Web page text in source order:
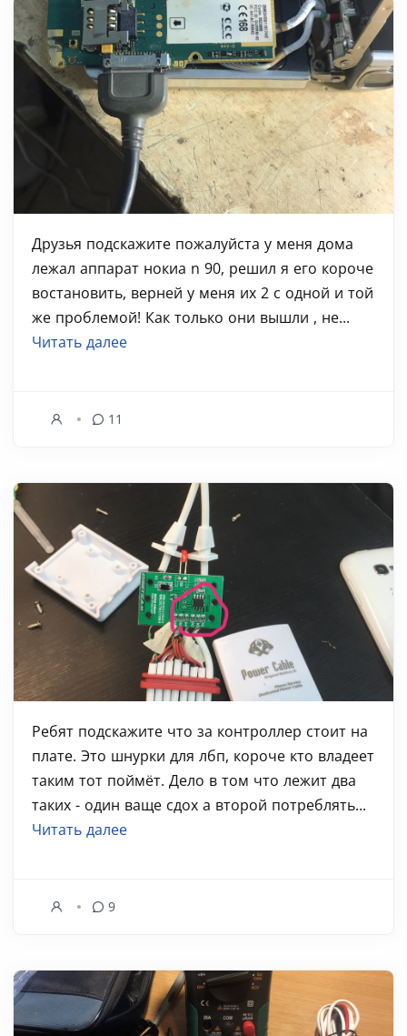
Друзья подскажите пожалуйста у меня дома
лежал аппарат нокиа n 90, решил я его короче
востановить, верней у меня их 2 с одной и той
же проблемой! Как только они вышли , не...
Читать далее
11
Ребят подскажите что за контроллер стоит на
плате. Это шнурки для лбп, короче кто владеет
таким тот поймёт. Дело в том что лежит два
таких - один ваще сдох а второй потреблять...
Читать далее
9